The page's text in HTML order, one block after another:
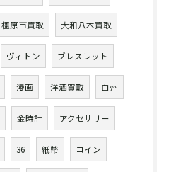
橿原市買取 大和八木買取
ヴィトン ブレスレット
漫画 洋酒買取 白州
金時計 アクセサリー
36 紙幣 コイン